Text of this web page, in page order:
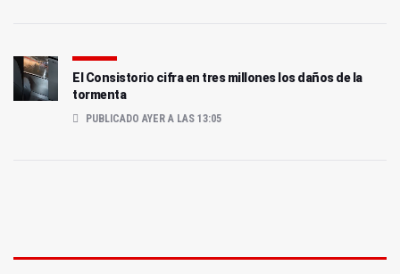
El Consistorio cifra en tres millones los daños de la
tormenta
PUBLICADO AYER A LAS 13:05